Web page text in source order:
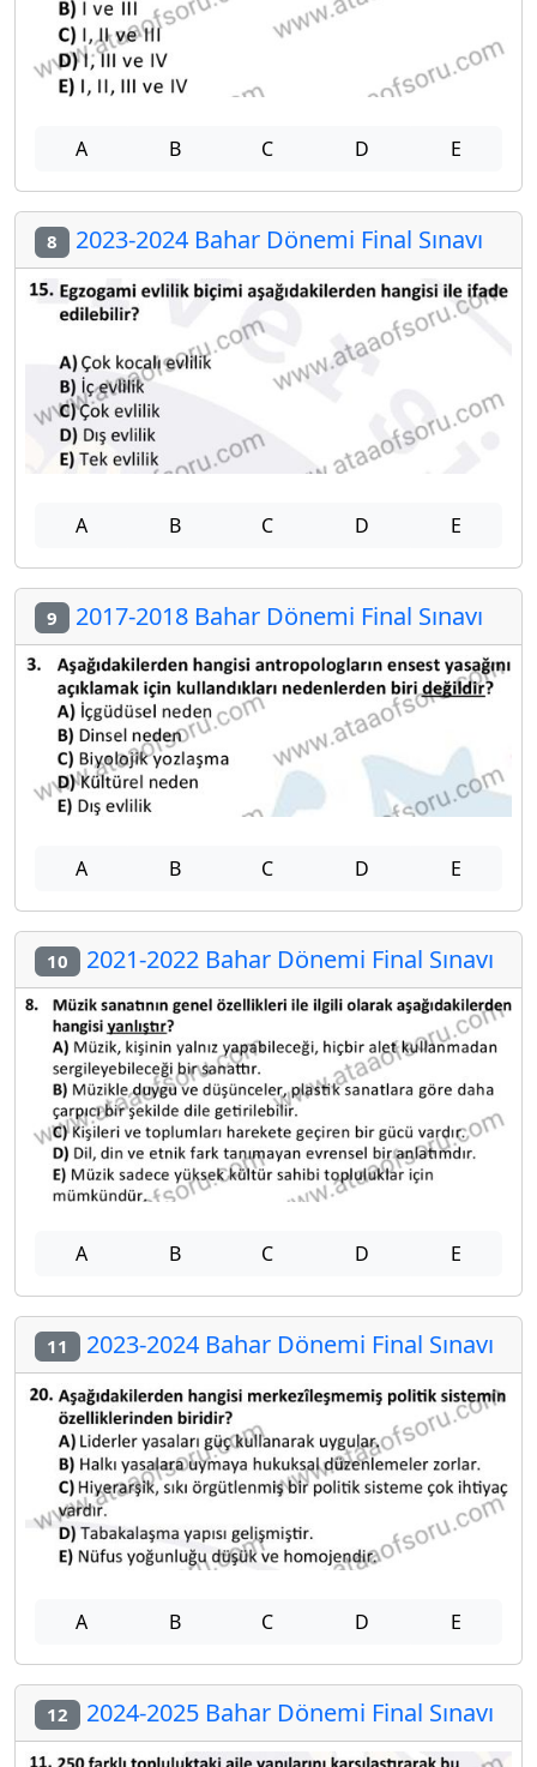
A B C D E
8 2023-2024 Bahar Dönemi Final Sınavı
A B C D E
9 2017-2018 Bahar Dönemi Final Sınavı
A B C D E
10 2021-2022 Bahar Dönemi Final Sınavı
A B C D E
11 2023-2024 Bahar Dönemi Final Sınavı
A B C D E
12 2024-2025 Bahar Dönemi Final Sınavı